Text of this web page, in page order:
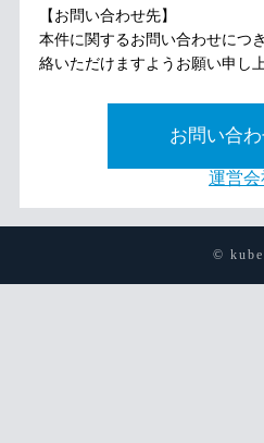
【お問い合わせ先】
本件に関するお問い合わせにつ
絡いただけますようお願い申し
お問い合
運営会
©